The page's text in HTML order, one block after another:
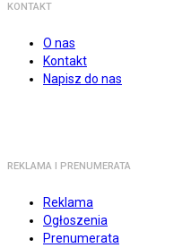
KONTAKT
O nas
Kontakt
Napisz do nas
REKLAMA I PRENUMERATA
Reklama
Ogłoszenia
Prenumerata